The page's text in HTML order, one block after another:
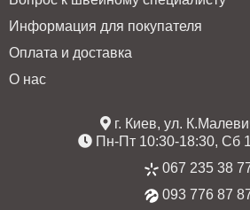
Информация для покупателя
Оплата и доставка
О нас
г. Киев, ул.
Пн-Пт 10:30-18:30, Сб
067 235 38
093 776 87